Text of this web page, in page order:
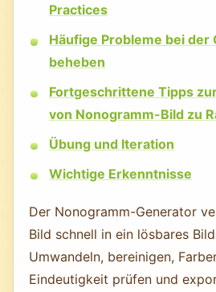
Practices
Häufige Probleme bei der
beheben
Fortgeschrittene Tipps
von Nonogramm-Bild zu
Übung und Iteration
Wichtige Erkenntnisse
Der Nonogramm-Generator
Bild schnell in ein lösbares
Umwandeln, bereinigen,
Eindeutigkeit prüfen und